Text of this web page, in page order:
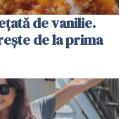
de vanilie.
de la prima